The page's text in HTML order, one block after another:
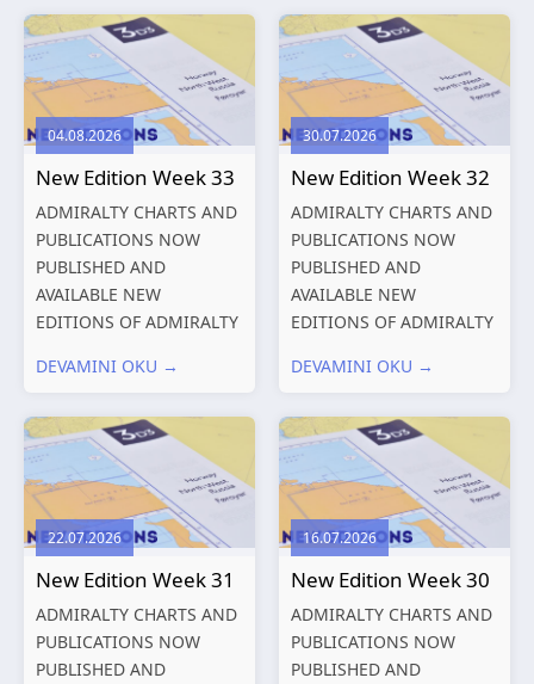
04.08.2026
New Edition Week 33
ADMIRALTY CHARTS AND
PUBLICATIONS NOW
PUBLISHED AND
AVAILABLE NEW
EDITIONS OF ADMIRALTY
PUBLICATIONS New
Charts published 13
August 2026 Chart
Title, limits
and other remarks
319
International chart
DEVAMINI OKU →
30.07.2026
New Edition Week 32
ADMIRALTY CHARTS AND
PUBLICATIONS NOW
PUBLISHED AND
AVAILABLE NEW
EDITIONS OF ADMIRALTY
PUBLICATIONS New
Charts published 06
August 2026 Chart Title,
limits and other remarks
1602 China – Chang...
DEVAMINI OKU →
22.07.2026
New Edition Week 31
ADMIRALTY CHARTS AND
PUBLICATIONS NOW
PUBLISHED AND
16.07.2026
New Edition Week 30
ADMIRALTY CHARTS AND
PUBLICATIONS NOW
PUBLISHED AND